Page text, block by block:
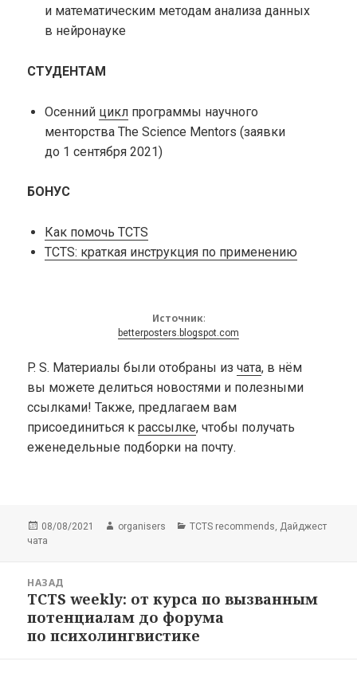
и математическим методам анализа данных
в нейронауке
СТУДЕНТАМ
Осенний циклпрограммы научного
менторства The Science Mentors (заявки
до 1 сентября 2021)
БОНУС
Как помочь TCTS
TCTS: краткая инструкция по применению
Источник:
betterposters.blogspot.com
P. S. Материалы были отобраны изчата, в нём
вы можете делиться новостями и полезными
ссылками! Также, предлагаем вам
присоединиться крассылке, чтобы получать
еженедельные подборки на почту.
Опубликовано
08/08/2021 Автор
organisers Рубрики
TCTS recommends, Дайджест
чата
записям
НАЗАД
Предыдущая
запись:
TCTS weekly: от курса по вызванным
потенциалам до форума
по психолингвистике